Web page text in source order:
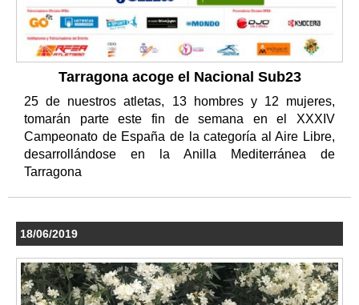
Tarragona acoge el Nacional Sub23
25 de nuestros atletas, 13 hombres y 12 mujeres,
tomarán parte este fin de semana en el XXXIV
Campeonato de España de la categoría al Aire Libre,
desarrollándose en la Anilla Mediterránea de
Tarragona
18/06/2019